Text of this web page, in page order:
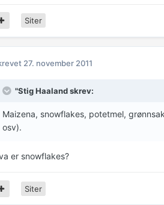
Siter
27. november 2011
"Stig Haaland skrev:
Maizena, snowflakes, potetmel,
osv).
er snowflakes?
Siter